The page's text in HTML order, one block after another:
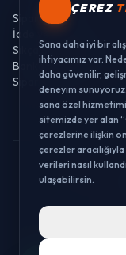
Sipariş Takibi
İade ve Değişim
Sıkça Sorulan Sorular
Banka Hesaplarımız
Sipariş Takibi
© 2026
ÇEREZ
Sana daha iyi bir
ihtiyacımız var.
daha güvenilir,
deneyim
sana özel
sitemizde yer alan
çerezlerine ilişkin
çerezler
verileri nasıl
ulaşabilirsin.